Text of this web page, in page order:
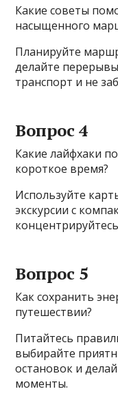
Какие советы
насыщенного
Планируйте
делайте
транспорт и не
Вопрос 4
Какие лайфхаки
короткое время?
Используйте
экскурсии с
Вопрос 5
Как сохранить
путешествии?
Питайтесь
выбирайте
остановок и
моменты.